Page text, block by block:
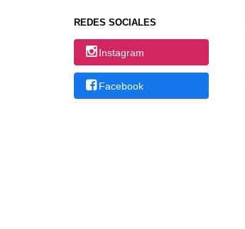
REDES SOCIALES
Instagram
Facebook